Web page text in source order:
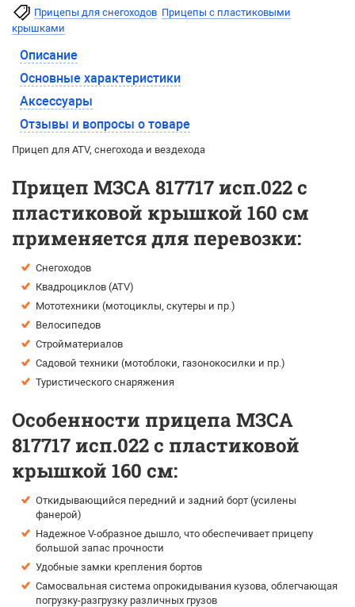
Прицепы для снегоходов Прицепы с пластиковыми
крышками
Описание
Основные характеристики
Аксессуары
Отзывы и вопросы о товаре
Прицеп для ATV, снегохода и вездехода
Прицеп МЗСА 817717 исп.022 с
пластиковой крышкой 160 см
применяется для перевозки:
Снегоходов
Квадроциклов (ATV)
Мототехники (мотоциклы, скутеры и пр.)
Велосипедов
Стройматериалов
Садовой техники (мотоблоки, газонокосилки и пр.)
Туристического снаряжения
Особенности прицепа МЗСА
817717 исп.022 с пластиковой
крышкой 160 см:
Откидывающийся передний и задний борт (усилены
фанерой)
Надежное V-образное дышло, что обеспечивает прицепу
большой запас прочности
Удобные замки крепления бортов
Самосвальная система опрокидывания кузова, облегчающая
погрузку-разгрузку различных грузов